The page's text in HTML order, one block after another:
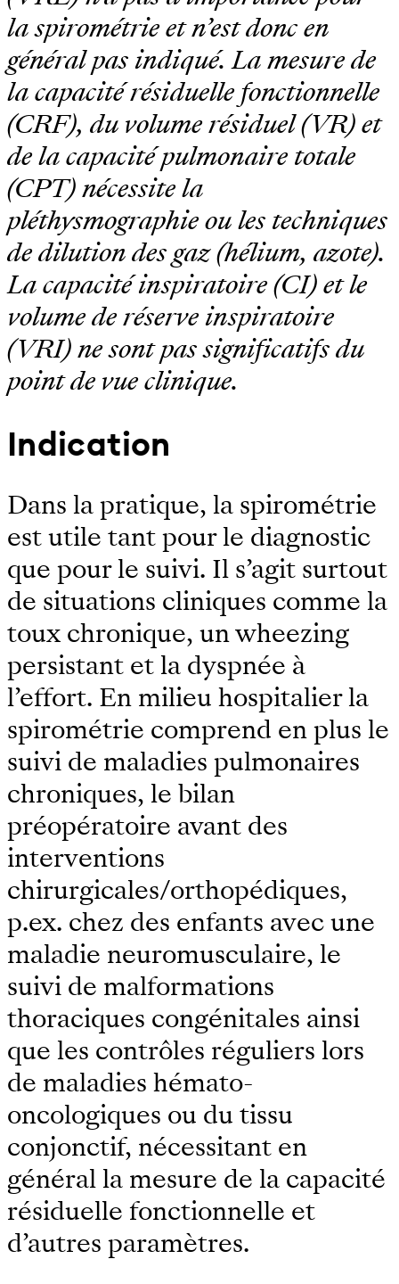
la spirométrie et n’est donc en
général pas indiqué. La mesure de
la capacité résiduelle fonctionnelle
(CRF), du volume résiduel (VR) et
de la capacité pulmonaire totale
(CPT) nécessite la
pléthysmographie ou les techniques
de dilution des gaz (hélium, azote).
La capacité inspiratoire (CI) et le
volume de réserve inspiratoire
(VRI) ne sont pas significatifs du
point de vue clinique.
Indication
Dans la pratique, la spirométrie
est utile tant pour le diagnostic
que pour le suivi. Il s’agit surtout
de situations cliniques comme la
toux chronique, un wheezing
persistant et la dyspnée à
l’effort. En milieu hospitalier la
spirométrie comprend en plus le
suivi de maladies pulmonaires
chroniques, le bilan
préopératoire avant des
interventions
chirurgicales/orthopédiques,
p.ex. chez des enfants avec une
maladie neuromusculaire, le
suivi de malformations
thoraciques congénitales ainsi
que les contrôles réguliers lors
de maladies hémato-
oncologiques ou du tissu
conjonctif, nécessitant en
général la mesure de la capacité
résiduelle fonctionnelle et
d’autres paramètres.